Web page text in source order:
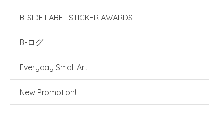
B-SIDE LABEL STICKER AWARDS
B-ログ
Everyday Small Art
New Promotion!